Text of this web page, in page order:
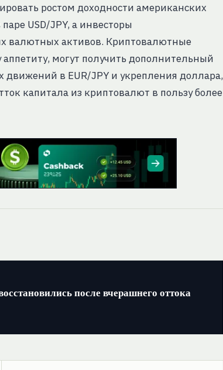
ростом доходности американских
USD/JPY, а инвесторы
валютных активов. Криптовалютные
могут получить дополнительный
движений в EUR/JPY и укрепления доллара,
капитала из криптовалют в пользу более
после вчерашнего оттока